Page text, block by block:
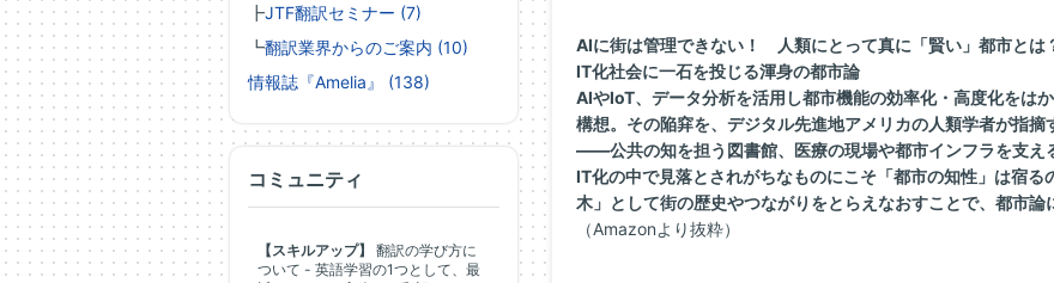
AIに街は管理できない！ 人類にとって真に「賢い」都市とは
IT化社会に一石を投じる渾身の都市論
AIやIoT、データ分析を活用し都市機能の効率化・高度化をは
構想。その陥穽を、デジタル先進地アメリカの人類学者が指
――公共の知を担う図書館、医療の現場や都市インフラを支え
IT化の中で見落とされがちなものにこそ「都市の知性」は宿
木」として街の歴史やつながりをとらえなおすことで、都市論
（Amazonより抜粋）
┣JTF翻訳セミナー (7)
┗翻訳業界からのご案内 (10)
情報誌『Amelia』 (138)
コミュニティ
【スキルアップ】
翻訳の学び方に
ついて - 英語学習の1つとして、最